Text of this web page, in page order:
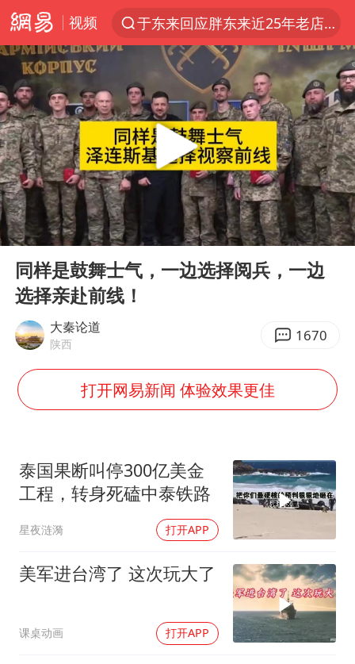
视频
于东来回应胖东来近25年老店年底关闭
上半年我国经营主体结构持续优化
《披荆斩棘2026》阵容官宣
陈幸同2比4张本美和 国乒双线丢冠
白海豚北上或致京津冀暴雨
美将每月供乌爱国者拦截导弹
新疆一婚礼线上邀请引热议
《龙餐馆》 冲奖
上门女婿出轨女邻居多年被判重婚罪
云南一男子胃中取出180颗铁钉
曹颖儿子首次演长剧
以军士兵把枪口对准中国记者
全球最大级别运输船通过长江大桥
奋力开创中国式现代化建设新局面
Play
00:00 01:14
同样是鼓舞士气，一边选择阅兵，一边
选择亲赴前线！
大秦论道
陕西 1670
打开网易新闻 体验效果更佳
泰国果断叫停300亿美金
工程，转身死磕中泰铁路
星夜涟漪 打开APP
美军进台湾了 这次玩大了
课桌动画 打开APP